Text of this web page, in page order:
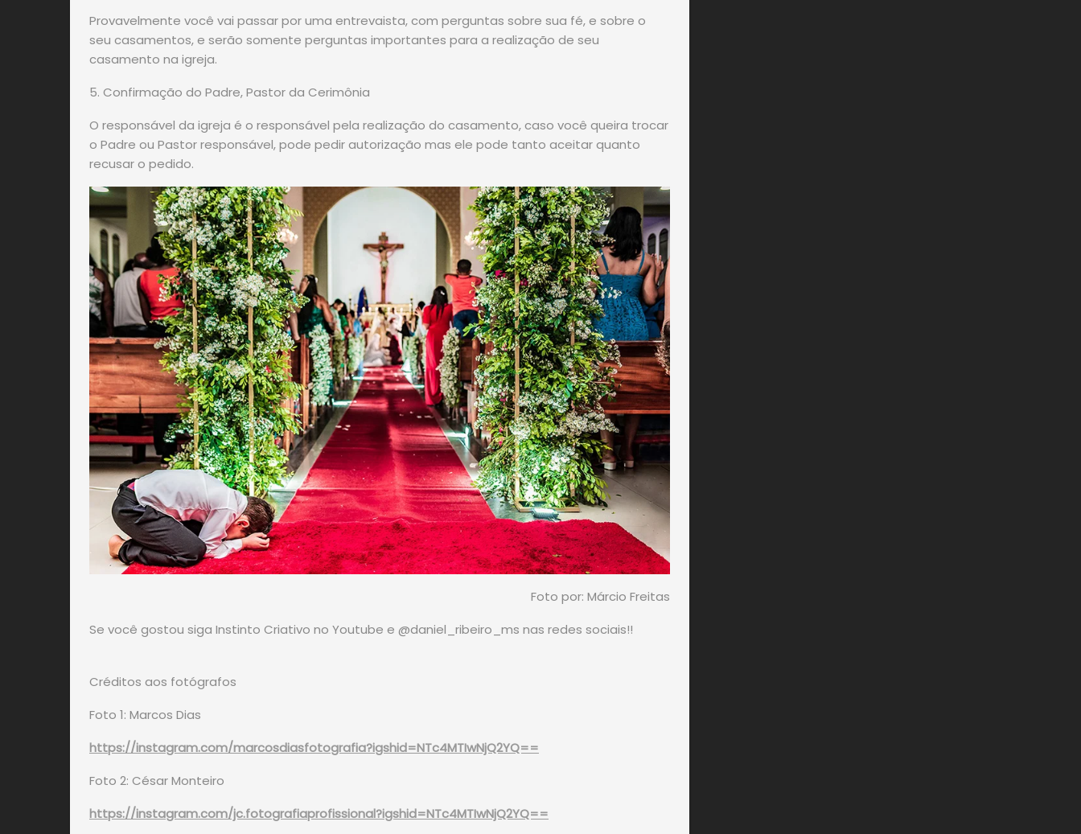
Provavelmente você vai passar por uma entrevaista, com perguntas sobre sua fé, e sobre o
seu casamentos, e serão somente perguntas importantes para a realização de seu
casamento na igreja.
5. Confirmação do Padre, Pastor da Cerimônia
O responsável da igreja é o responsável pela realização do casamento, caso você queira trocar
o Padre ou Pastor responsável, pode pedir autorização mas ele pode tanto aceitar quanto
recusar o pedido.
Foto por: Márcio Freitas
Se você gostou siga Instinto Criativo no Youtube e @daniel_ribeiro_ms nas redes sociais!!
Créditos aos fotógrafos
Foto 1: Marcos Dias
https://instagram.com/marcosdiasfotografia?igshid=NTc4MTIwNjQ2YQ==
Foto 2: César Monteiro
https://instagram.com/jc.fotografiaprofissional?igshid=NTc4MTIwNjQ2YQ==